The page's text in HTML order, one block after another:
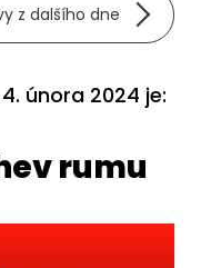
z dalšího dne
února 2024 je:
rumu